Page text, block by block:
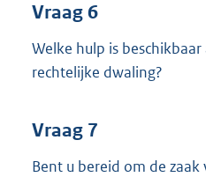
Vraag 6
Welke hulp is beschikbaar
rechtelijke dwaling?
Vraag 7
Bent u bereid om de zaak